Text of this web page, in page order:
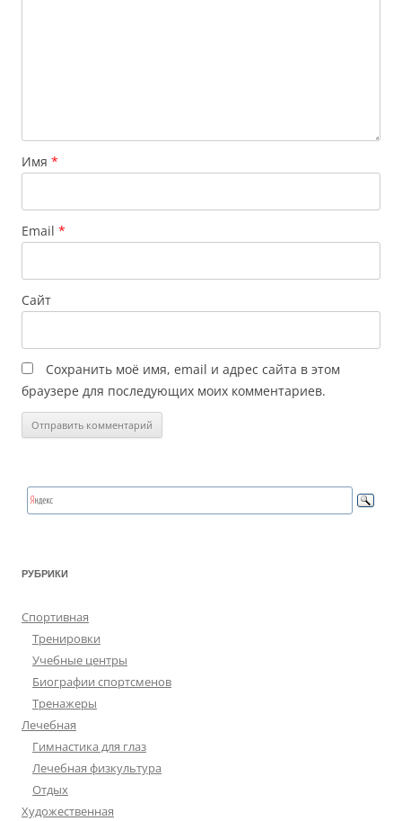
Имя *
Email *
Сайт
Сохранить моё имя, email и адрес сайта в этом
браузере для последующих моих комментариев.
РУБРИКИ
Спортивная
Тренировки
Учебные центры
Биографии спортсменов
Тренажеры
Лечебная
Гимнастика для глаз
Лечебная физкультура
Отдых
Художественная